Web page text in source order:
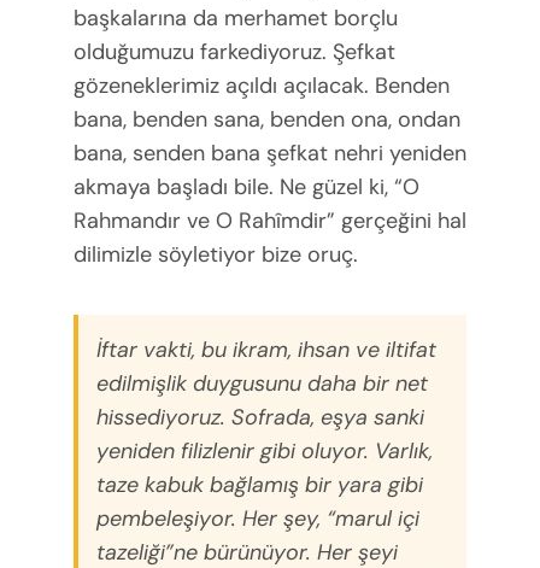
başkalarına da merhamet borçlu
olduğumuzu farkediyoruz. Şefkat
gözeneklerimiz açıldı açılacak. Benden
bana, benden sana, benden ona, ondan
bana, senden bana şefkat nehri yeniden
akmaya başladı bile. Ne güzel ki, “O
Rahmandır ve O Rahîmdir” gerçeğini hal
dilimizle söyletiyor bize oruç.
İftar vakti, bu ikram, ihsan ve iltifat
edilmişlik duygusunu daha bir net
hissediyoruz. Sofrada, eşya sanki
yeniden filizlenir gibi oluyor. Varlık,
taze kabuk bağlamış bir yara gibi
pembeleşiyor. Her şey, “marul içi
tazeliği”ne bürünüyor. Her şeyi